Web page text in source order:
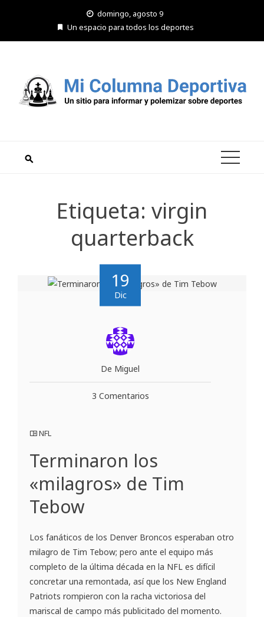
domingo, agosto 9
Un espacio para todos los deportes
Etiqueta: virgin
quarterback
19
Dic
De Miguel
3 Comentarios
NFL
Terminaron los
«milagros» de Tim
Tebow
Los fanáticos de los Denver Broncos esperaban otro
milagro de Tim Tebow; pero ante el equipo más
completo de la última década en la NFL es difícil
concretar una remontada, así que los New England
Patriots rompieron con la racha victoriosa del
mariscal de campo más publicitado del momento.